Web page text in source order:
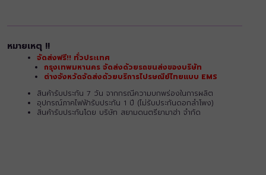
หมายเหตุ !!
จัดส่งฟรี!! ทั่วประเทศ
กรุงเทพมหานคร จัดส่งด้วยรถขนส่งของบริษัท
ต่างจังหวัดจัดส่งด้วยบริการไปรษณีย์ไทยแบบ EMS
สินค้ารับประกัน 7 วัน จากกรณีความบกพร่องในการผลิต
อุปกรณ์ภาคไฟฟ้ารับประกัน 1 ปี (ไม่รับประกันดอกลำโพง)
สินค้ารับประกันโดย บริษัท สยามดนตรียามาฮ่า จำกัด